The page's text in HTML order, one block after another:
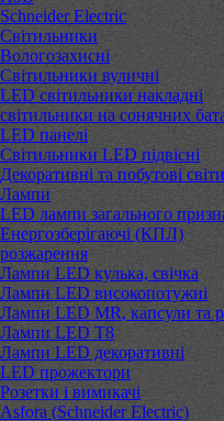
Schneider Electric
Світильники
Вологозахисні
Світильники вуличні
LED світильники накладні
світильники на сонячних
LED панелі
Світильники LED підвісні
Декоративні та побутові
Лампи
LED лампи загального
Енергозберігаючі (КПЛ)
розжарення
Лампи LED кулька, свічка
Лампи LED високопотужні
Лампи LED MR, капсули та
Лампи LED Т8
Лампи LED декоративні
LED прожектори
Розетки і вимикачі
Asfora (Schneider Electric)